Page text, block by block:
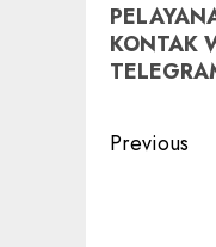
KONTAK
Post
Previous